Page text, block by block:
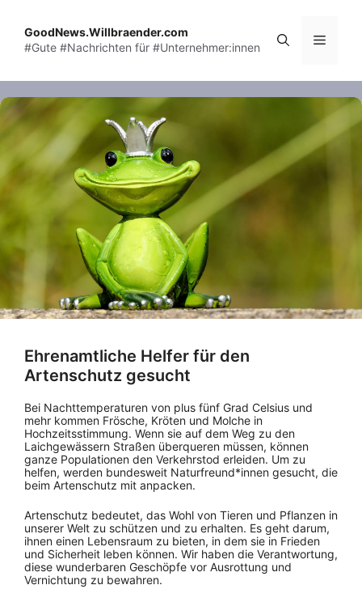
content
GoodNews.Willbraender.com
#Gute #Nachrichten für #Unternehmer:innen
Menu
Ehrenamtliche Helfer für den
Artenschutz gesucht
Bei Nachttemperaturen von plus fünf Grad Celsius und
mehr kommen Frösche, Kröten und Molche in
Hochzeitsstimmung. Wenn sie auf dem Weg zu den
Laichgewässern Straßen überqueren müssen, können
ganze Populationen den Verkehrstod erleiden. Um zu
helfen, werden bundesweit Naturfreund*innen gesucht, die
beim Artenschutz mit anpacken.
Artenschutz bedeutet, das Wohl von Tieren und Pflanzen in
unserer Welt zu schützen und zu erhalten. Es geht darum,
ihnen einen Lebensraum zu bieten, in dem sie in Frieden
und Sicherheit leben können. Wir haben die Verantwortung,
diese wunderbaren Geschöpfe vor Ausrottung und
Vernichtung zu bewahren.